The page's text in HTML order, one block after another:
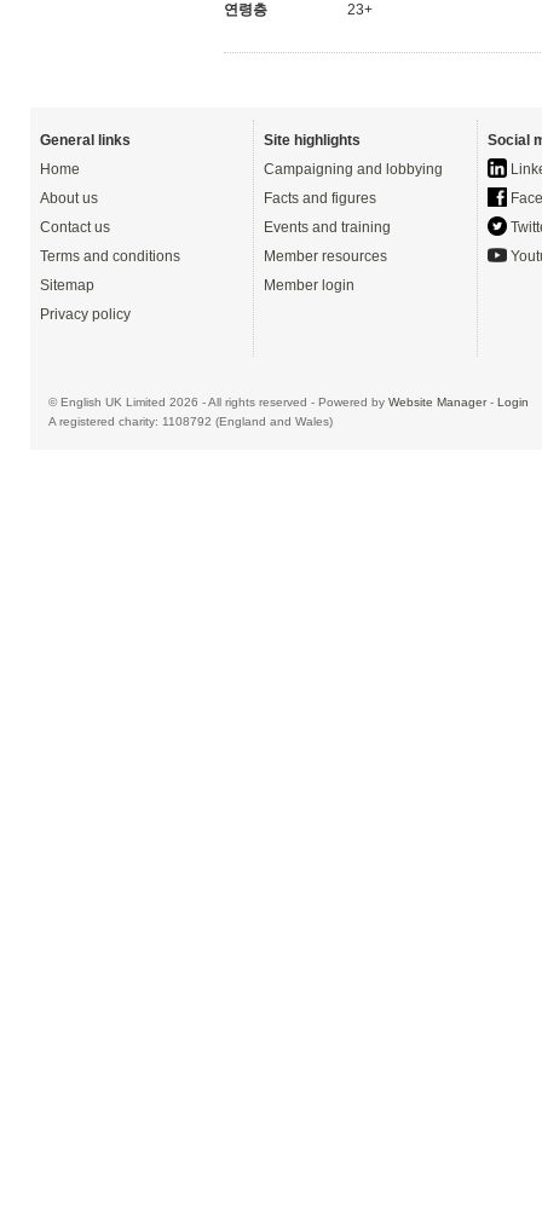
연령층
23+
General links
Home
About us
Contact us
Terms and conditions
Sitemap
Privacy policy
Site highlights
Campaigning and lobbying
Facts and figures
Events and training
Member resources
Member login
Social
© English UK Limited 2026 - All rights reserved - Powered by Website Manager- Login
A registered charity: 1108792 (England and Wales)